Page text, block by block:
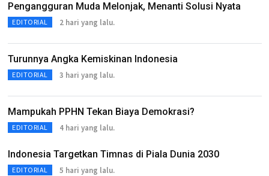
Pengangguran Muda Melonjak, Menanti Solusi Nyata
EDITORIAL 2 hari yang lalu.
Turunnya Angka Kemiskinan Indonesia
EDITORIAL 3 hari yang lalu.
Mampukah PPHN Tekan Biaya Demokrasi?
EDITORIAL 4 hari yang lalu.
Indonesia Targetkan Timnas di Piala Dunia 2030
EDITORIAL 5 hari yang lalu.